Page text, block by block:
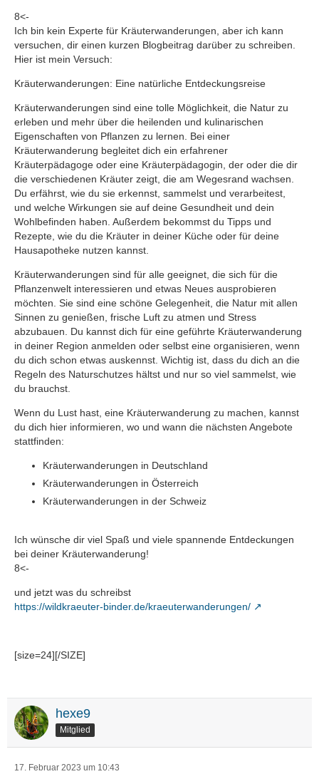
8<-
Ich bin kein Experte für Kräuterwanderungen, aber ich kann
versuchen, dir einen kurzen Blogbeitrag darüber zu schreiben.
Hier ist mein Versuch:
Kräuterwanderungen: Eine natürliche Entdeckungsreise
Kräuterwanderungen sind eine tolle Möglichkeit, die Natur zu
erleben und mehr über die heilenden und kulinarischen
Eigenschaften von Pflanzen zu lernen. Bei einer
Kräuterwanderung begleitet dich ein erfahrener
Kräuterpädagoge oder eine Kräuterpädagogin, der oder die dir
die verschiedenen Kräuter zeigt, die am Wegesrand wachsen.
Du erfährst, wie du sie erkennst, sammelst und verarbeitest,
und welche Wirkungen sie auf deine Gesundheit und dein
Wohlbefinden haben. Außerdem bekommst du Tipps und
Rezepte, wie du die Kräuter in deiner Küche oder für deine
Hausapotheke nutzen kannst.
Kräuterwanderungen sind für alle geeignet, die sich für die
Pflanzenwelt interessieren und etwas Neues ausprobieren
möchten. Sie sind eine schöne Gelegenheit, die Natur mit allen
Sinnen zu genießen, frische Luft zu atmen und Stress
abzubauen. Du kannst dich für eine geführte Kräuterwanderung
in deiner Region anmelden oder selbst eine organisieren, wenn
du dich schon etwas auskennst. Wichtig ist, dass du dich an die
Regeln des Naturschutzes hältst und nur so viel sammelst, wie
du brauchst.
Wenn du Lust hast, eine Kräuterwanderung zu machen, kannst
du dich hier informieren, wo und wann die nächsten Angebote
stattfinden:
Kräuterwanderungen in Deutschland
Kräuterwanderungen in Österreich
Kräuterwanderungen in der Schweiz
Ich wünsche dir viel Spaß und viele spannende Entdeckungen
bei deiner Kräuterwanderung!
8<-
und jetzt was du schreibst
https://wildkraeuter-binder.de/kraeuterwanderungen/
[size=24][/SIZE]
hexe9
Mitglied
17. Februar 2023 um 10:43